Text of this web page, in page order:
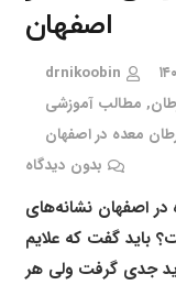
اصفهان
drnikoobin
, مطالب آموزشی
معده در اصفهان
بدون دیدگاه
اصفهان نشانه‌های
باید گفت که علایم
جدی گرفت ولی هر